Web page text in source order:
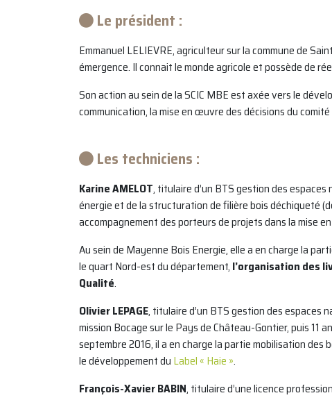
Le président :
Emmanuel LELIEVRE, agriculteur sur la commune de
émergence. Il connait le monde agricole et possède de
Son action au sein de la SCIC MBE est axée vers le
communication, la mise en œuvre des décisions du
Les techniciens :
Karine AMELOT, titulaire d’un BTS gestion des
énergie et de la structuration de filière bois déchiqueté
accompagnement des porteurs de projets dans la mise
Au sein de Mayenne Bois Energie, elle a en charge la
le quart Nord-est du département, l’organisation des
Qualité.
Olivier LEPAGE, titulaire d’un BTS gestion des espaces
mission Bocage sur le Pays de Château-Gontier, puis 11
septembre 2016, il a en charge la partie mobilisation
le développement du Label « Haie ».
François-Xavier BABIN, titulaire d’une licence